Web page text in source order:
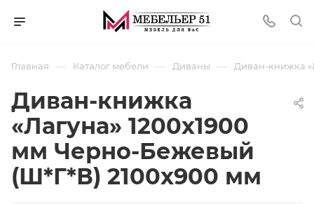
Главная — Каталог мебели — Диваны — Диван-книжка
Диван-книжка
«Лагуна» 1200х1900
мм Черно-Бежевый
(Ш*Г*В) 2100x900 мм